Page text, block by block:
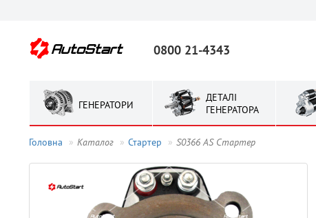
0800 21-4343
ГЕНЕРАТОРИ
ДЕТАЛІ
ГЕНЕРАТОРА
Головна Каталог Стартер S0366 AS Стартер